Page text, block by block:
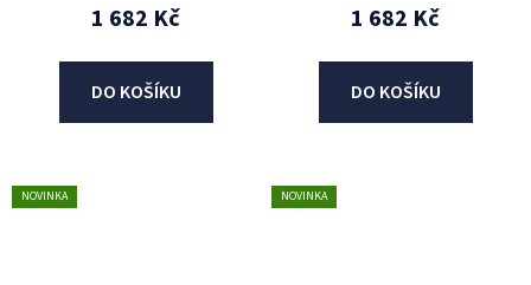
1 682 Kč
DO KOŠÍKU
1 682 Kč
DO KOŠÍKU
NOVINKA NOVINKA